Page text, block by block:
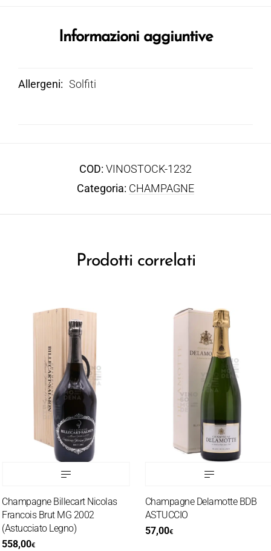
Informazioni aggiuntive
Allergeni Solfiti
COD: VINOSTOCK-1232
Categoria: CHAMPAGNE
Prodotti correlati
Billecart Nicolas
Brut MG 2002
Legno)
€
Champagne Delamotte BDB
ASTUCCIO
57,00€